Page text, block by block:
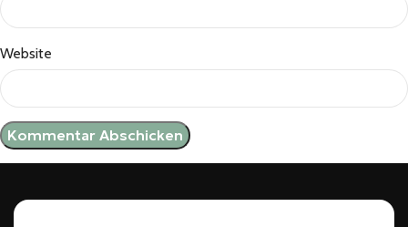
Website